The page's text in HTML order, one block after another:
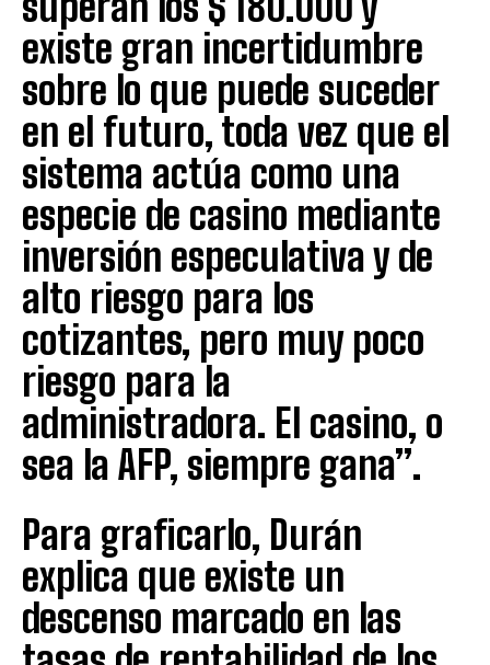
existe gran incertidumbre
sobre lo que puede suceder
en el futuro, toda vez que el
sistema actúa como una
especie de casino mediante
inversión especulativa y de
alto riesgo para los
cotizantes, pero muy poco
riesgo para la
administradora. El casino, o
sea la AFP, siempre gana”.
Para graficarlo, Durán
explica que existe un
descenso marcado en las